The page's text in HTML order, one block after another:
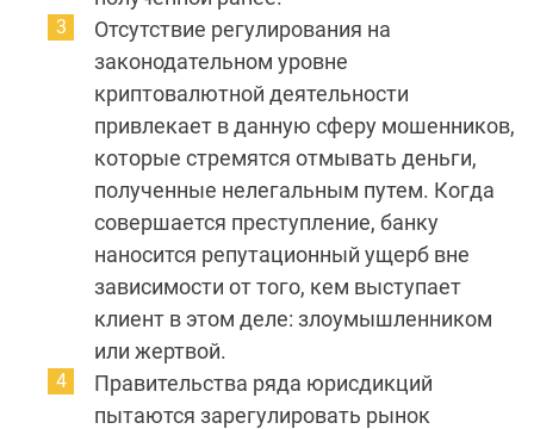
Отсутствие регулирования на
законодательном уровне
криптовалютной деятельности
привлекает в данную сферу мошенников,
которые стремятся отмывать деньги,
полученные нелегальным путем. Когда
совершается преступление, банку
наносится репутационный ущерб вне
зависимости от того, кем выступает
клиент в этом деле: злоумышленником
или жертвой.
Правительства ряда юрисдикций
пытаются зарегулировать рынок